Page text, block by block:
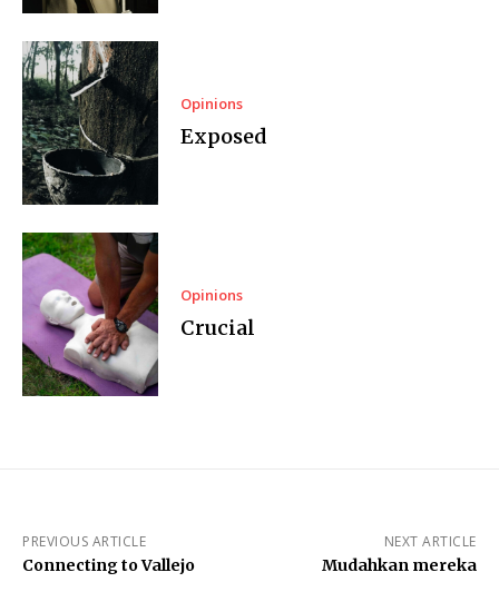
Opinions
Exposed
Opinions
Crucial
PREVIOUS ARTICLE
Connecting to Vallejo
NEXT ARTICLE
Mudahkan mereka